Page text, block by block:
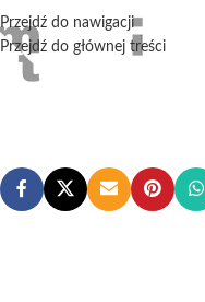
Przejdź do nawigacji
Przejdź do głównej treści